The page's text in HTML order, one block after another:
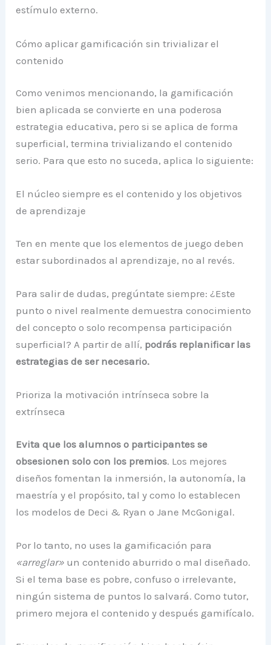
estímulo externo.
Cómo aplicar gamificación sin trivializar el
contenido
Como venimos mencionando, la gamificación
bien aplicada se convierte en una poderosa
estrategia educativa, pero si se aplica de forma
superficial, termina trivializando el contenido
serio. Para que esto no suceda, aplica lo siguiente:
El núcleo siempre es el contenido y los objetivos
de aprendizaje
Ten en mente que los elementos de juego deben
estar subordinados al aprendizaje, no al revés.
Para salir de dudas, pregúntate siempre: ¿Este
punto o nivel realmente demuestra conocimiento
del concepto o solo recompensa participación
superficial? A partir de allí, podrás replanificar las
estrategias de ser necesario.
Prioriza la motivación intrínseca sobre la
extrínseca
Evita que los alumnos o participantes se
obsesionen solo con los premios. Los mejores
diseños fomentan la inmersión, la autonomía, la
maestría y el propósito, tal y como lo establecen
los modelos de Deci & Ryan o Jane McGonigal.
Por lo tanto, no uses la gamificación para
«arreglar» un contenido aburrido o mal diseñado.
Si el tema base es pobre, confuso o irrelevante,
ningún sistema de puntos lo salvará. Como tutor,
primero mejora el contenido y después gamifícalo.